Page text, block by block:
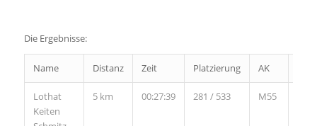
Die Ergebnisse:
Name Distanz Zeit Platzierung AK
Lothat
Keiten
5 km 00:27:39 281 / 533 M55